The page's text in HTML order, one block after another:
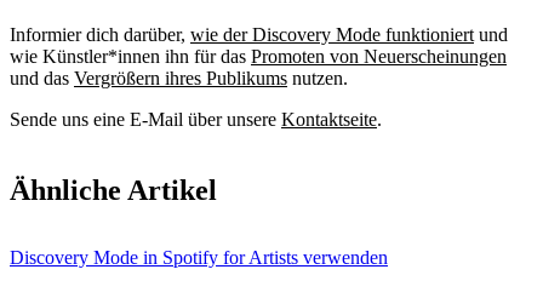
Informier dich darüber, wie der Discovery Mode funktioniert und
wie Künstler*innen ihn für das Promoten von Neuerscheinungen
und das Vergrößern ihres Publikums nutzen.
Sende uns eine E-Mail über unsere Kontaktseite.
Ähnliche Artikel
Discovery Mode in Spotify for Artists verwenden